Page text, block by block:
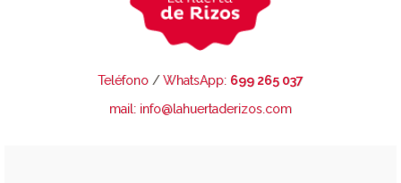
Teléfono /WhatsApp: 699 265 037
mail: info@lahuertaderizos.com